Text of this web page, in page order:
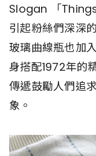
Slogan 「
引起粉絲們深深
玻璃曲線瓶也加
身搭配1972年的
傳遞鼓勵人們追
象。